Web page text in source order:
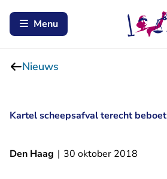
Menu
Nieuws
Kartel scheepsafval terecht beboet
Den Haag | 30 oktober 2018